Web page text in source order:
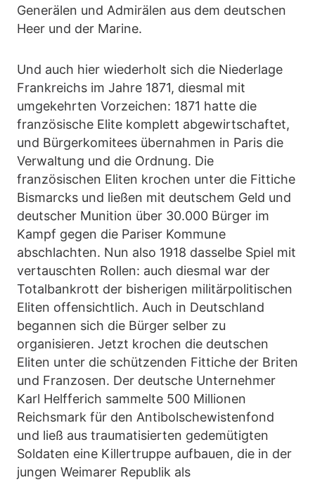
Generälen und Admirälen aus dem deutschen
Heer und der Marine.
Und auch hier wiederholt sich die Niederlage
Frankreichs im Jahre 1871, diesmal mit
umgekehrten Vorzeichen: 1871 hatte die
französische Elite komplett abgewirtschaftet,
und Bürgerkomitees übernahmen in Paris die
Verwaltung und die Ordnung. Die
französischen Eliten krochen unter die Fittiche
Bismarcks und ließen mit deutschem Geld und
deutscher Munition über 30.000 Bürger im
Kampf gegen die Pariser Kommune
abschlachten. Nun also 1918 dasselbe Spiel mit
vertauschten Rollen: auch diesmal war der
Totalbankrott der bisherigen militärpolitischen
Eliten offensichtlich. Auch in Deutschland
begannen sich die Bürger selber zu
organisieren. Jetzt krochen die deutschen
Eliten unter die schützenden Fittiche der Briten
und Franzosen. Der deutsche Unternehmer
Karl Helfferich sammelte 500 Millionen
Reichsmark für den Antibolschewistenfond
und ließ aus traumatisierten gedemütigten
Soldaten eine Killertruppe aufbauen, die in der
jungen Weimarer Republik als